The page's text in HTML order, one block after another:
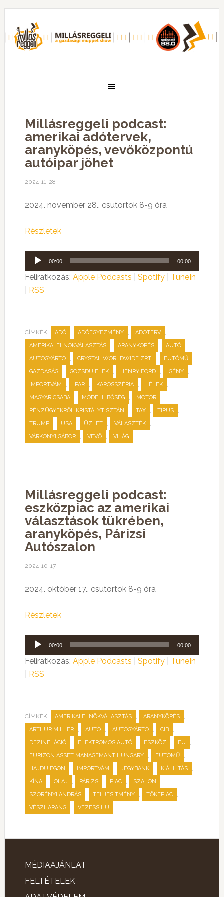
Millásreggeli podcast:
amerikai adótervek,
aranyköpés, vevőközpontú
autóipar jöhet
2024-11-28
2024. november 28., csütörtök 8-9 óra
Részletek
Audió
lejátszó
00:00 00:00
Feliratkozás: Apple Podcasts Spotify| TuneIn
RSS
CÍMKÉK: ADÓ , ADÓEGYEZMÉNY , ADÓTERV ,
AMERIKAI ELNÖKVÁLASZTÁS , ARANYKÖPÉS , AUTÓ ,
AUTÓGYÁRTÓ , CRYSTAL WORLDWIDE ZRT. , FUTÓMŰ ,
GAZDASÁG , GOZSDU ELEK , HENRY FORD , IGÉNY ,
IMPORTVÁM , IPAR , KAROSSZÉRIA , LÉLEK ,
MAGYAR CSABA , MODELL BŐSÉG , MOTOR ,
PÉNZÜGYEKRŐL KRISTÁLYTISZTÁN , TAX , TIPUS ,
TRUMP , USA , ÜZLET , VÁLASZTÉK ,
VÁRKONYI GÁBOR , VEVŐ , VILÁG
Millásreggeli podcast:
eszközpiac az amerikai
választások tükrében,
aranyköpés, Párizsi
Autószalon
2024-10-17
2024. október 17., csütörtök 8-9 óra
Részletek
Audió
lejátszó
00:00 00:00
Feliratkozás: Apple Podcasts Spotify| TuneIn
RSS
CÍMKÉK: AMERIKAI ELNÖKVÁLASZTÁS , ARANYKÖPÉS ,
ARTHUR MILLER , AUTÓ , AUTÓGYÁRTÓ , CIB ,
DEZINFLÁCIÓ , ELEKTROMOS AUTÓ , ESZKÖZ , EU ,
EURIZON ASSET MANAGEMANT HUNGARY , FUTÓMŰ ,
HAJDU EGON , IMPORTVÁM , JEGYBANK , KIÁLLÍTÁS ,
KÍNA , OLAJ , PÁRIZS , PIAC , SZALON ,
SZÖRÉNYI ANDRÁS , TELJESÍTMÉNY , TŐKEPIAC ,
VÉSZHARANG , VEZESS.HU
MÉDIAAJÁNLAT
FELTÉTELEK